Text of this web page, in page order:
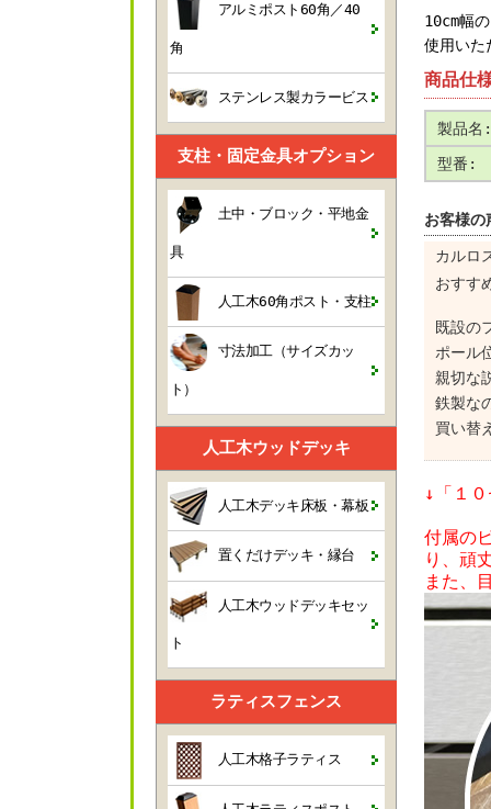
10cm幅
使用いた
商品仕
製品名:
型番:
お客様の
カルロ
おすす
既設の
ポール
親切な
鉄製な
買い替
↓「１
付属の
り、頑
また、
アルミポスト60角／40
角
ステンレス製カラービス
支柱・固定金具オプション
土中・ブロック・平地金
具
人工木60角ポスト・支柱
寸法加工（サイズカッ
ト）
人工木ウッドデッキ
人工木デッキ床板・幕板
置くだけデッキ・縁台
人工木ウッドデッキセッ
ト
ラティスフェンス
人工木格子ラティス